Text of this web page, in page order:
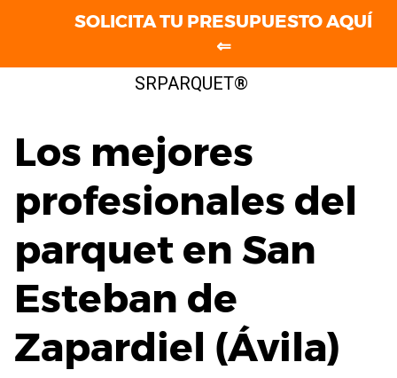
SRPARQUET®
Los mejores
profesionales del
parquet en San
Esteban de
Zapardiel (Ávila)
SOLICITA TU PRESUPUESTO AQUÍ
⇐